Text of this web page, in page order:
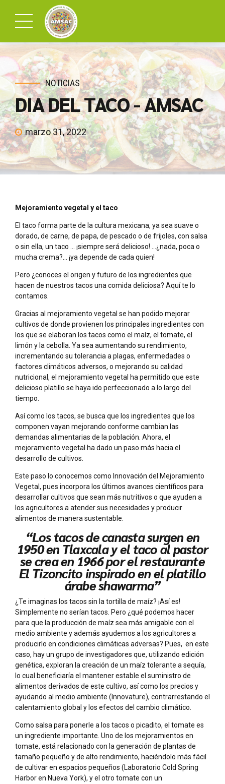
NOTICIAS
DIA DEL TACO - AMSAC
marzo 31, 2022
Mejoramiento vegetal y el taco
El taco forma parte de la cultura mexicana, ya sea suave o
dorado, de carne, de papa, de pescado o de frijoles, con salsa
o sin ella, un taco … ¡siempre será delicioso! …¿nada, poca o
mucha crema?… ¡ya depende de cada quien!
Pero ¿conoces el origen y futuro de los ingredientes que
hacen de nuestros tacos una comida deliciosa? Aquí te lo
contamos.
Gracias al mejoramiento vegetal se han podido mejorar
cultivos de donde provienen los principales ingredientes con
los que se elaboran los tacos como el maíz, el tomate, el
limón y la cebolla. Ya sea aumentando su rendimiento,
incrementando su tolerancia a plagas, enfermedades o
factores climáticos adversos, o mejorando su calidad
nutricional, el mejoramiento vegetal ha permitido que este
delicioso platillo se haya ido perfeccionado a lo largo del
tiempo.
Así como los tacos, se busca que los ingredientes que los
componen vayan mejorando conforme cambian las
demandas alimentarias de la población. Ahora, el
mejoramiento vegetal ha dado un paso más hacia el
desarrollo de cultivos.
Este paso lo conocemos como Innovación del Mejoramiento
Vegetal, pues incorpora los últimos avances científicos para
desarrollar cultivos que sean más nutritivos o que ayuden a
los agricultores a atender sus necesidades y producir
alimentos de manera sustentable.
“Los tacos de canasta surgen en
1950 en Tlaxcala y el taco al pastor
se crea en 1966 por el restaurante
El Tizoncito inspirado en el platillo
árabe shawarma”
¿Te imaginas los tacos sin la tortilla de maíz? ¡Así es!
Simplemente no serían tacos. Pero ¿qué podemos hacer
para que la producción de maíz sea más amigable con el
medio ambiente y además ayudemos a los agricultores a
producirlo en condiciones climáticas adversas? Pues, en este
caso, hay un grupo de investigadores que, utilizando edición
genética, exploran la creación de un maíz tolerante a sequía,
lo cual beneficiaría el mantener estable el suministro de
alimentos derivados de este cultivo, así como los precios y
ayudando al medio ambiente (Innovature), contrarrestando el
calentamiento global y los efectos del cambio climático.
Como salsa para ponerle a los tacos o picadito, el tomate es
un ingrediente importante. Uno de los mejoramientos en
tomate, está relacionado con la generación de plantas de
tamaño pequeño y de alto rendimiento, haciéndolo más fácil
de cultivar en espacios pequeños (Laboratorio Cold Spring
Harbor en Nueva York), y el otro tomate con un